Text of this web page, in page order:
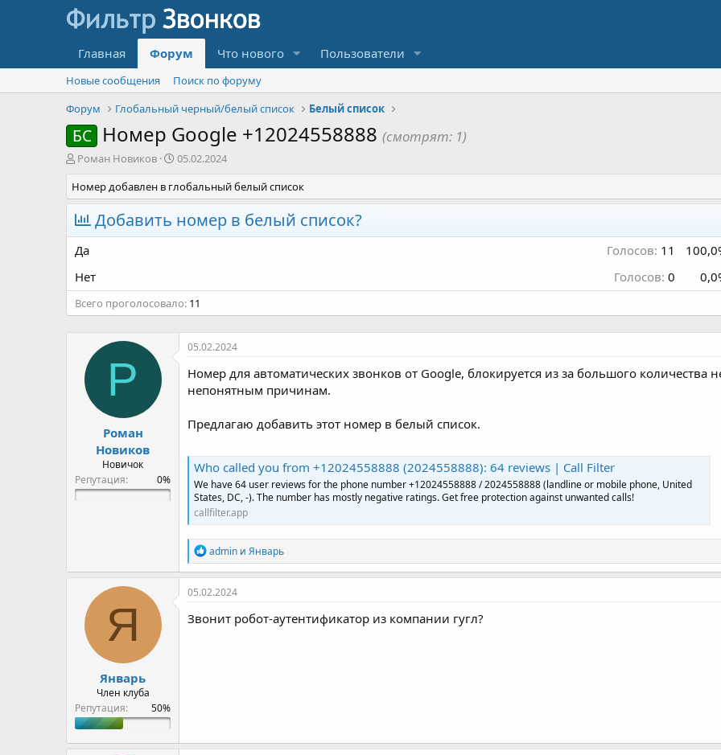
Главная Форум Что нового Пользователи
Новые сообщения
Поиск по форуму
Форум
Глобальный черный/белый список Белый список
БС Номер Google +12024558888(смотрят: 1)
А
т
о
р
т
е
м
ы
Роман Новиков
Д
т
а
н
а
а
05.02.2024
Номер добавлен в глобальный белый список
Добавить номер в белый список?
Да Голосов: 11
Нет
Голосов: 0
Всего проголосовало 11
Р
Роман
Новиков
Новичок
Репутация:
05.02.2024
Номер для автоматических звонков от Google, блокируется из за большого количества
непонятным причинам.
Предлагаю добавить этот номер в белый список.
Who called you from +12024558888 (2024558888): 64 reviews | Call Filter
We have 64 user reviews for the phone number +12024558888 / 2024558888 (landline or mobile phone, United
States, DC, -). The number has mostly negative ratings. Get free protection against unwanted calls!
callfilter.app
Р
е
а
к
и
и
admin и Январь
Я
Январь
Член клуба
Репутация:
05.02.2024
Звонит робот-аутентификатор из компании гугл?